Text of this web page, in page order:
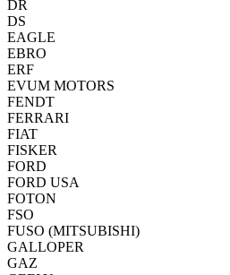
DR
DS
EAGLE
EBRO
ERF
EVUM MOTORS
FENDT
FERRARI
FIAT
FISKER
FORD
FORD USA
FOTON
FSO
FUSO (MITSUBISHI)
GALLOPER
GAZ